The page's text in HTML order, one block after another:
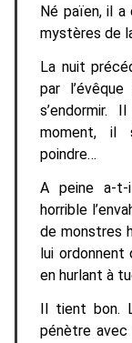
Né païen, il
mystères de
La nuit
par
s’endormir.
moment, il
poindre…
A peine a-t-
horrible
de monstres
lui ordonnent
en hurlant à
Il tient bon.
pénètre